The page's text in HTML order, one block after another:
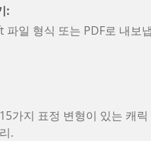
:
일 형식 또는 PDF로 내보
가지 표정 변형이 있는 캐릭
.
세히 알